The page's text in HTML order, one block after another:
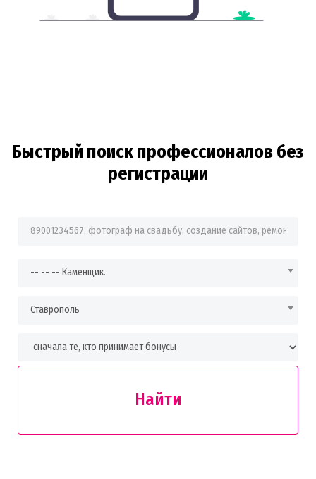
Быстрый поиск профессионалов без
регистрации
Фраза для поиска
-- -- -- Каменщик.
Ставрополь
Найти